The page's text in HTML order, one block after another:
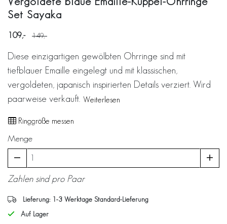
Set Sayaka
109 149
Diese einzigartigen gewölbten Ohrringe sind mit
tiefblauer Emaille eingelegt und mit klassischen,
vergoldeten, japanisch inspirierten Details verziert. Wird
paarweise verkauft. Weiterlesen
Ringgröße messen
Menge
Zahlen sind pro Paar
Lieferung: 1-3 Werktage Standard-Lieferung
Auf Lager